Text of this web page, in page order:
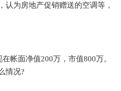
为房地产促销赠送的空调等，
面净值200万，市值800万。
情况?